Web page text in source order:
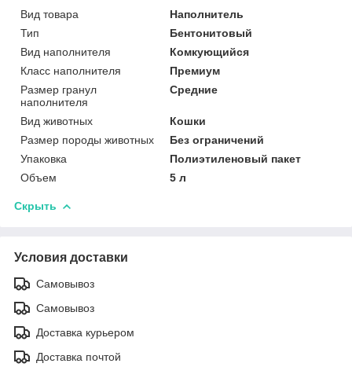
Вид товара
Наполнитель
Тип
Бентонитовый
Вид наполнителя
Комкующийся
Класс наполнителя
Премиум
Размер гранул
наполнителя
Средние
Вид животных
Кошки
Размер породы животных
Без ограничений
Упаковка
Полиэтиленовый пакет
Объем
5 л
Скрыть
Условия доставки
Самовывоз
Самовывоз
Доставка курьером
Доставка почтой